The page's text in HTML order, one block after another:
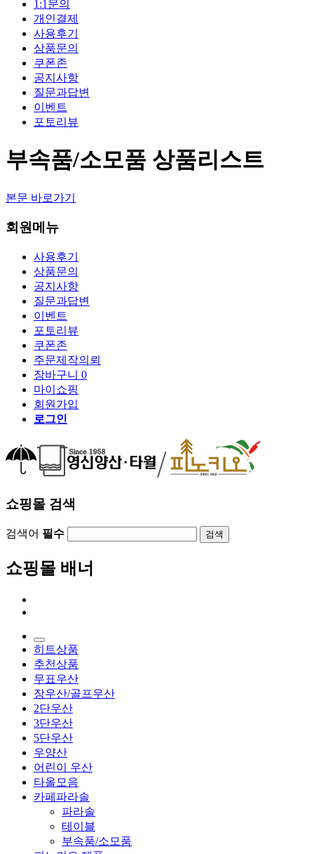
1:1문의
개인결제
사용후기
상품문의
쿠폰존
공지사항
질문과답변
이벤트
포토리뷰
부속품/소모품 상품리스트
본문 바로가기
회원메뉴
사용후기
상품문의
공지사항
질문과답변
이벤트
포토리뷰
쿠폰존
주문제작의뢰
장바구니 0
마이쇼핑
회원가입
로그인
쇼핑몰 검색
검색어 필수 검색
쇼핑몰 배너
히트상품
추천상품
무표우산
장우산/골프우산
2단우산
3단우산
5단우산
우양산
어린이 우산
타올모음
카페파라솔
파라솔
테이블
부속품/소모품